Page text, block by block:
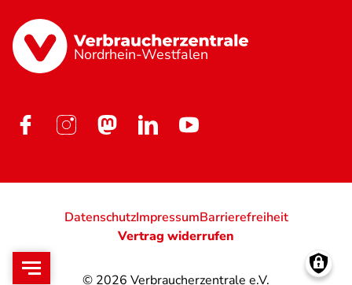
Nordrhein-Westfalen
© 2026 Verbraucherzentrale e.V.
DatenschutzImpressumBarrierefreiheit
Vertrag widerrufen